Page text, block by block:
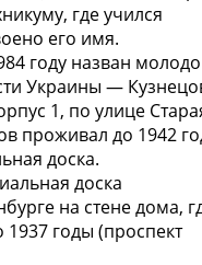
где учился
его имя.
году назван
Украины —
1, по улице
проживал до 1942
доска.
доска
на стене дома,
годы (проспект